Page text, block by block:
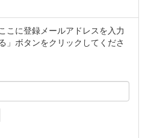
こに登録メールアドレスを入力
」ボタンをクリックしてくださ